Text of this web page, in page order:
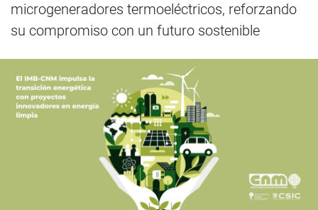
microgeneradores termoeléctricos, reforzando
su compromiso con un futuro sostenible